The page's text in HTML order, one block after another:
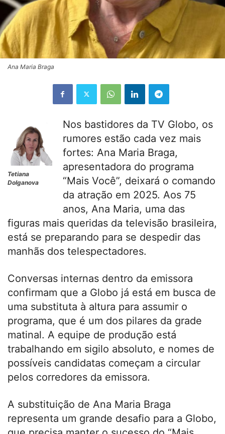
Ana Maria Braga
Tetiana
Dolganova
Nos bastidores da TV Globo, os
rumores estão cada vez mais
fortes: Ana Maria Braga,
apresentadora do programa
“Mais Você”, deixará o comando
da atração em 2025. Aos 75
anos, Ana Maria, uma das
figuras mais queridas da televisão brasileira,
está se preparando para se despedir das
manhãs dos telespectadores.
Conversas internas dentro da emissora
confirmam que a Globo já está em busca de
uma substituta à altura para assumir o
programa, que é um dos pilares da grade
matinal. A equipe de produção está
trabalhando em sigilo absoluto, e nomes de
possíveis candidatas começam a circular
pelos corredores da emissora.
A substituição de Ana Maria Braga
representa um grande desafio para a Globo,